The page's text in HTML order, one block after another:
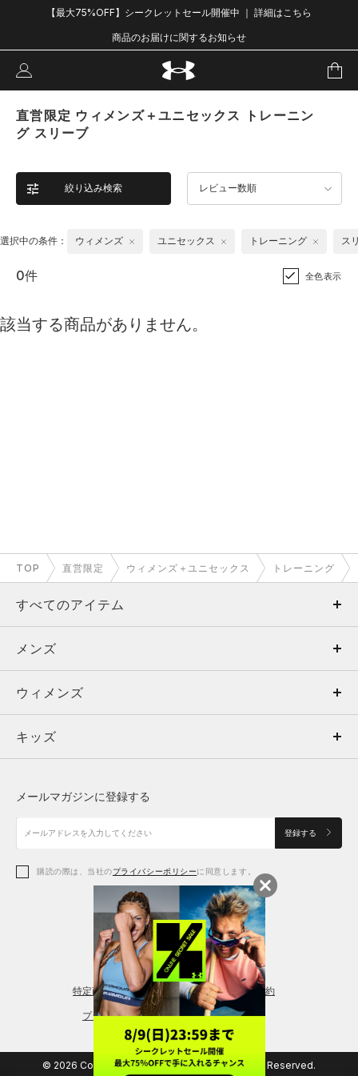
【最大75%OFF】シークレットセール開催中 ｜ 詳細はこちら
商品のお届けに関するお知らせ
直営限定 ウィメンズ＋ユニセックス トレーニン
グ スリーブ
絞り込み検索 レビュー数順
選択中の条件： ウィメンズ ユニセックス トレーニング ス
0件 全色表示
該当する商品がありません。
TOP 直営限定 ウィメンズ＋ユニセックス トレーニング
すべてのアイテム
メンズ
ウィメンズ
キッズ
アクセサリー
メンズ
トップス
ボトムス
アクセサリー
ウィメンズ
トップス
シューズ
アクセサリー
レギンス＆タイツ
キッズ
シューズ
メールマガジンに登録する
登録する
購読の際は、当社のプライバシーポリシーに同意します。
特定商取引法に基づく通販の表記 会員規約
プライバシーポリシー
© 2026 Copyright DOME Corporation. All Rights Reserved.